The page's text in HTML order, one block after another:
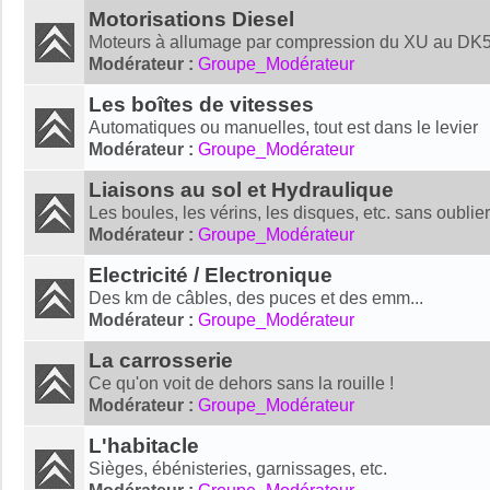
Motorisations Diesel
Moteurs à allumage par compression du XU au
Modérateur : Groupe_Modérateur
Les boîtes de vitesses
Automatiques ou manuelles, tout est dans le levier
Modérateur : Groupe_Modérateur
Liaisons au sol et Hydraulique
Les boules, les vérins, les disques, etc. sans
Modérateur : Groupe_Modérateur
Electricité / Electronique
Des km de câbles, des puces et des emm...
Modérateur : Groupe_Modérateur
La carrosserie
Ce qu'on voit de dehors sans la rouille !
Modérateur : Groupe_Modérateur
L'habitacle
Sièges, ébénisteries, garnissages, etc.